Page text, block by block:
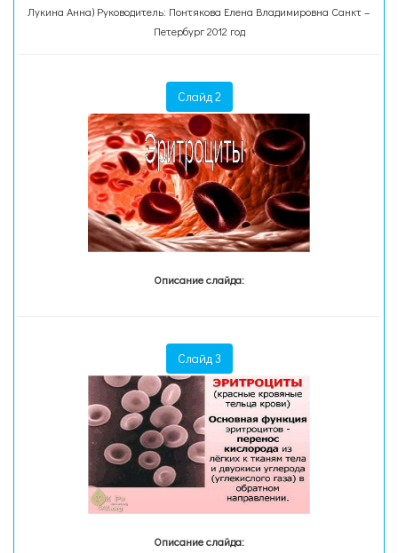
Лукина Анна) Руководитель: Понтякова Елена Владимировна Санкт –
Петербург 2012 год
Слайд 2
Описание слайда:
Слайд 3
Описание слайда: